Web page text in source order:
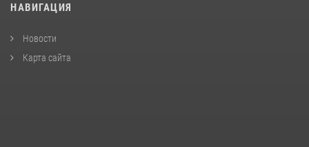
НАВИГАЦИЯ
Новости
Карта сайта